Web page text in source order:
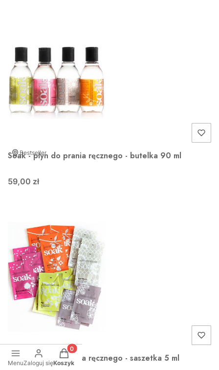
Bestseller
Soak - płyn do prania ręcznego - butelka 90 ml
59,00 zł
Bestseller
Soak - płyn do prania ręcznego - saszetka 5 ml
MenuZaloguj się
Produkty w koszyku: 0. Zobacz szczegóły
Koszyk